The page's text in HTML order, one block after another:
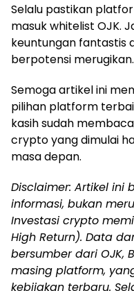
Selalu pastikan
masuk whitelist OJK.
keuntungan fantastis
berpotensi merugikan.
Semoga artikel ini
pilihan platform
kasih sudah
crypto yang dimulai
masa depan.
Disclaimer: Artikel ini
informasi, bukan
Investasi crypto
High Return). Data
bersumber dari OJK,
masing platform,
kebijakan terbaru.